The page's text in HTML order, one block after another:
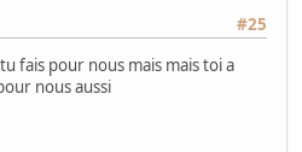
#25
fais pour nous mais mais toi a
nous aussi